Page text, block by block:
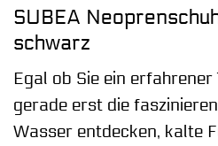
SUBEA
schwarz
Egal ob Sie ein
gerade erst die
Wasser entdecken, kalte